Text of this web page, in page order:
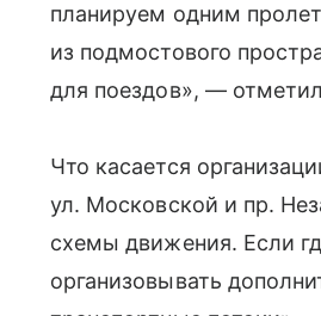
планируем одним
из подмостового
для поездов», —
Что касается
ул. Московской и пр.
схемы движения. Если
организовывать